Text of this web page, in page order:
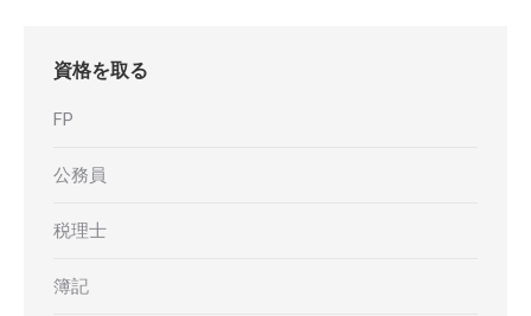
資格を取る
FP
公務員
税理士
簿記